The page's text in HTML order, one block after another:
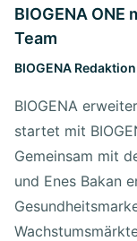
BIOGENA
Team
BIOGENA Redaktion
BIOGENA
startet mit
Gemeinsam mit
und Enes Bakan